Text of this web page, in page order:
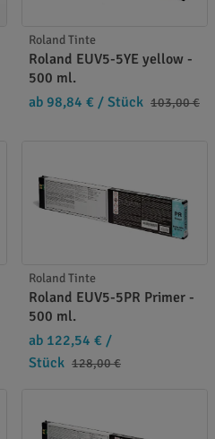
Roland Tinte
Roland EUV5-5YE yellow -
500 ml.
ab 98,84 € / Stück 103,00 €
Roland Tinte
Roland EUV5-5PR Primer -
500 ml.
ab 122,54 € /
Stück 128,00 €